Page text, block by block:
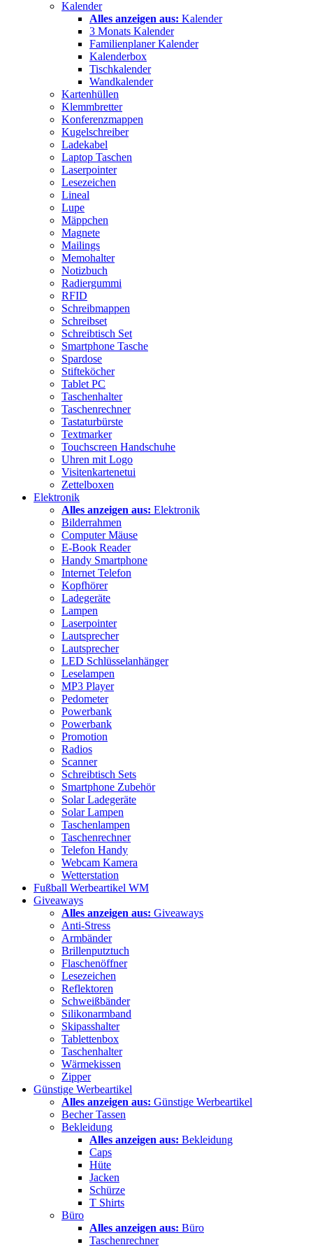
Kalender
Alles anzeigen aus: Kalender
3 Monats Kalender
Familienplaner Kalender
Kalenderbox
Tischkalender
Wandkalender
Kartenhüllen
Klemmbretter
Konferenzmappen
Kugelschreiber
Ladekabel
Laptop Taschen
Laserpointer
Lesezeichen
Lineal
Lupe
Mäppchen
Magnete
Mailings
Memohalter
Notizbuch
Radiergummi
RFID
Schreibmappen
Schreibset
Schreibtisch Set
Smartphone Tasche
Spardose
Stifteköcher
Tablet PC
Taschenhalter
Taschenrechner
Tastaturbürste
Textmarker
Touchscreen Handschuhe
Uhren mit Logo
Visitenkartenetui
Zettelboxen
Elektronik
Alles anzeigen aus: Elektronik
Bilderrahmen
Computer Mäuse
E-Book Reader
Handy Smartphone
Internet Telefon
Kopfhörer
Ladegeräte
Lampen
Laserpointer
Lautsprecher
Lautsprecher
LED Schlüsselanhänger
Leselampen
MP3 Player
Pedometer
Powerbank
Powerbank
Promotion
Radios
Scanner
Schreibtisch Sets
Smartphone Zubehör
Solar Ladegeräte
Solar Lampen
Taschenlampen
Taschenrechner
Telefon Handy
Webcam Kamera
Wetterstation
Fußball Werbeartikel WM
Giveaways
Alles anzeigen aus: Giveaways
Anti-Stress
Armbänder
Brillenputztuch
Flaschenöffner
Lesezeichen
Reflektoren
Schweißbänder
Silikonarmband
Skipasshalter
Tablettenbox
Taschenhalter
Wärmekissen
Zipper
Günstige Werbeartikel
Alles anzeigen aus: Günstige Werbeartikel
Becher Tassen
Bekleidung
Alles anzeigen aus: Bekleidung
Caps
Hüte
Jacken
Schürze
T Shirts
Büro
Alles anzeigen aus: Büro
Taschenrechner